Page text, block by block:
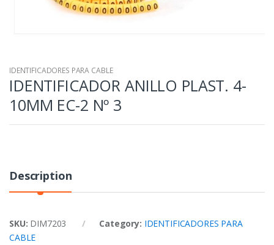
IDENTIFICADORES PARA CABLE
IDENTIFICADOR ANILLO PLAST. 4-
10MM EC-2 Nº 3
Description
SKU: DIM7203 Category: IDENTIFICADORES PARA
CABLE